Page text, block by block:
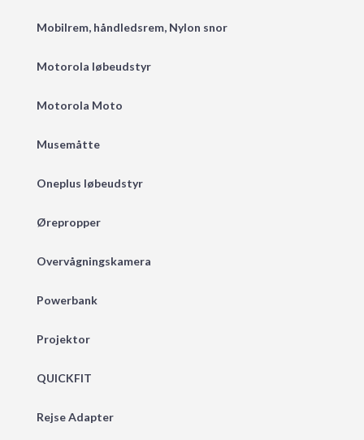
Mobilrem, håndledsrem, Nylon snor
Motorola løbeudstyr
Motorola Moto
Musemåtte
Oneplus løbeudstyr
Ørepropper
Overvågningskamera
Powerbank
Projektor
QUICKFIT
Rejse Adapter